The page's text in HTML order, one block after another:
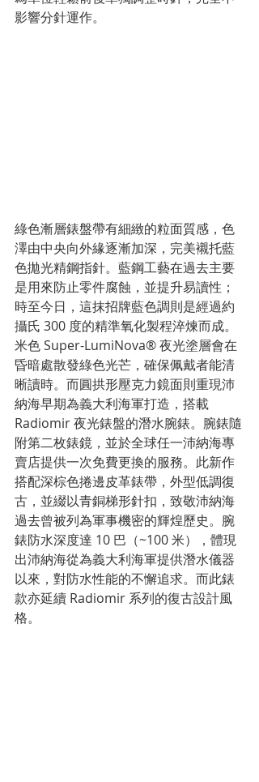
影響分針運作。
綠色漸層錶盤帶有細緻的粒面質感，色
澤由中央向外緣逐漸加深，完美襯托藍
色拋光精鋼指針。藍鋼工藝在過去主要
是用來防止零件腐蝕，並提升易讀性；
時至今日，這抹招牌藍色調則是經過約
攝氏 300 度的精準氧化製程淬煉而成。
米色 Super-LumiNova® 夜光塗層會在
昏暗處散發綠色光芒，確保佩戴者能清
晰讀時。而圓拱形壓克力鏡面則重現沛
納海早期為義大利海軍打造，搭載
Radiomir 夜光錶盤的潛水腕錶。腕錶隨
附第二枚錶鏡，並於全球任一沛納海專
賣店提供一次免費更換的服務。此新作
搭配深棕色捲邊皮革錶帶，外型低調復
古，並綴以青銅梯形針扣，致敬沛納海
過去曾被列為軍事機密的輝煌歷史。腕
錶防水深度達 10 巴（~100 米），體現
出沛納海從為義大利海軍提供潛水儀器
以來，對防水性能的不懈追求。而此錶
款亦延續 Radiomir 系列的復古設計風
格。